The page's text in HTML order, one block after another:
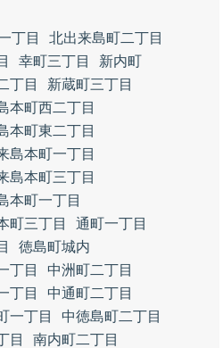
丁目
北出来島町二丁目
幸町三丁目
新内町
丁目
新蔵町三丁目
本町西二丁目
本町東二丁目
島本町一丁目
島本町三丁目
本町一丁目
町三丁目
通町一丁目
徳島町城内
丁目
中洲町二丁目
丁目
中通町二丁目
一丁目
中徳島町二丁目
目
南内町二丁目